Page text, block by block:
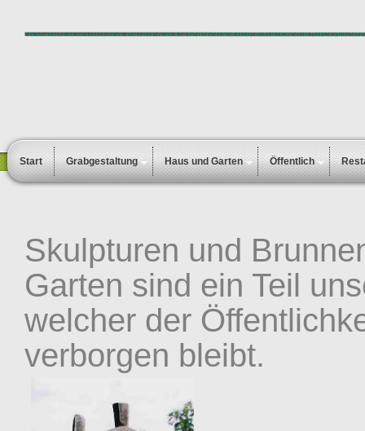
Start Grabgestaltung Haus und Garten Öffentlich
Skulpturen und
Garten sind ein Teil
welcher der
verborgen bleibt.